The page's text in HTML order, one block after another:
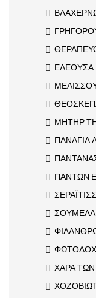
ΕΛΕΟΥΣΑ
ΜΗΤΗΡ
ΠΑΝΑΓΙΑ
ΠΑΝΤΩΝ
ΣΟΥΜΕΛΑ
ΧΑΡΑ